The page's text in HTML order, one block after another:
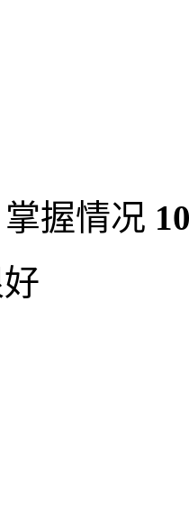
掌握情况